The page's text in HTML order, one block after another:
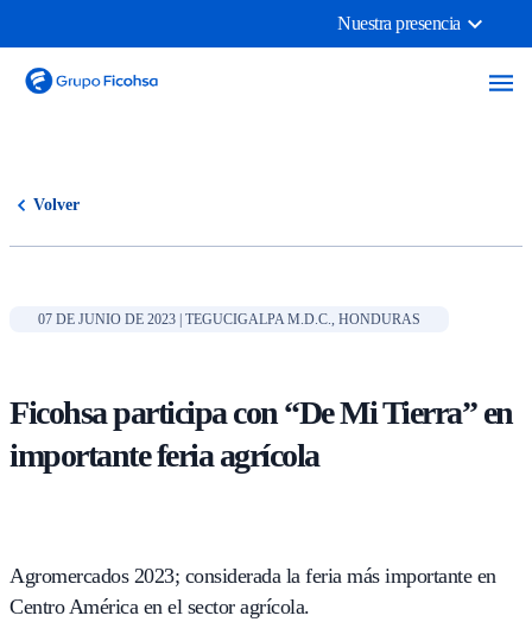
Nuestra presencia
Volver
07 DE JUNIO DE 2023 | TEGUCIGALPA M.D.C., HONDURAS
Ficohsa participa con “De Mi Tierra” en
importante feria agrícola
Agromercados 2023; considerada la feria más importante en
Centro América en el sector agrícola.